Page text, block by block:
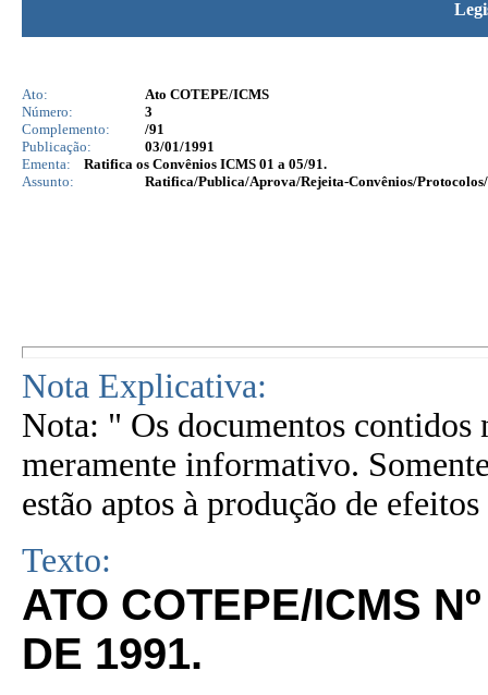
Ato:
Ato COTEPE/ICMS
Número:
3
Complemento:
/91
Publicação:
03/01/1991
Ementa:
Ratifica os Convênios ICMS 01 a 05/91.
Assunto:
Ratifica/Publica/Aprova/Rejeita-Convênios/
Nota Explicativa:
Nota: " Os documentos contidos
meramente informativo.
estão aptos à produção de
Texto:
ATO COTEPE/ICMS
DE 1991.